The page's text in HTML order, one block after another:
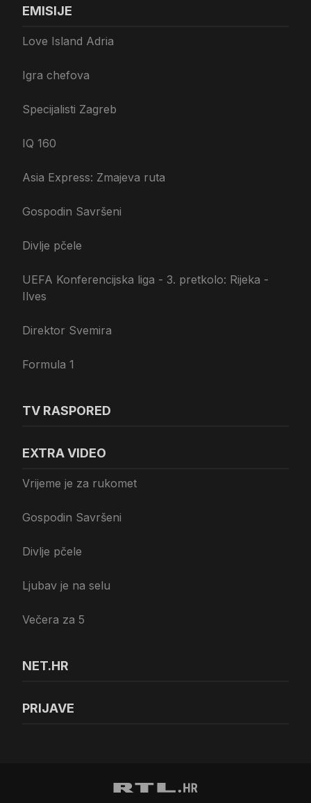
EMISIJE
Love Island Adria
Igra chefova
Specijalisti Zagreb
IQ 160
Asia Express: Zmajeva ruta
Gospodin Savršeni
Divlje pčele
UEFA Konferencijska liga - 3. pretkolo: Rijeka -
Ilves
Direktor Svemira
Formula 1
TV RASPORED
EXTRA VIDEO
Vrijeme je za rukomet
Gospodin Savršeni
Divlje pčele
Ljubav je na selu
Večera za 5
NET.HR
PRIJAVE